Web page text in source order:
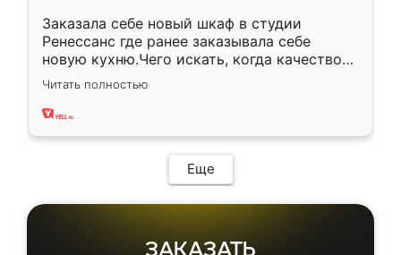
Заказала себе новый шкаф в студии
Ренессанс где ранее заказывала себе
новую кухню.Чего искать, когда качеством
вполне довольна. Служит кухня уже почти
два года, нареканий нет.
Читать полностью
Еще
ЗАКАЗАТЬ